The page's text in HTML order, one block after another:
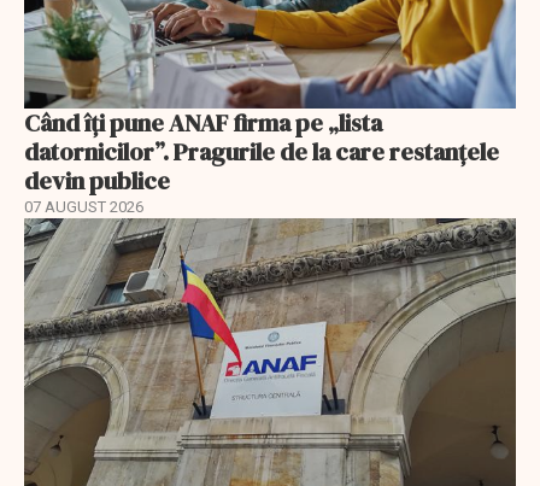
Când îți pune ANAF firma pe „lista
datornicilor”. Pragurile de la care restanțele
devin publice
07 AUGUST 2026